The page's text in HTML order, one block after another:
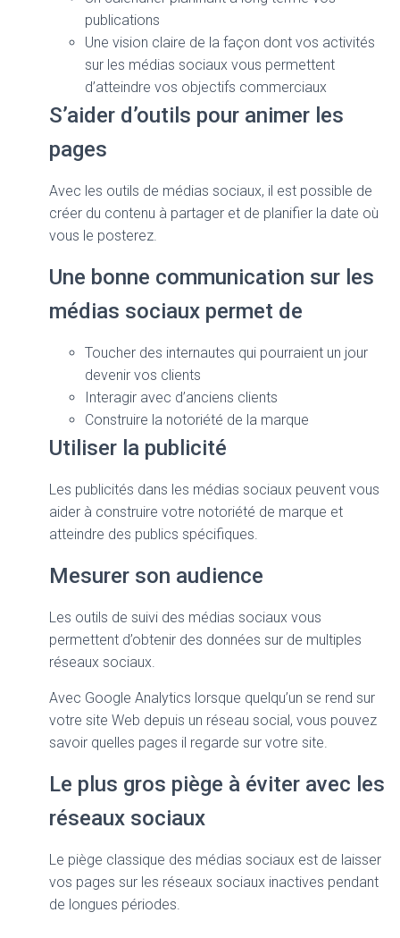
publications
Une vision claire de la façon dont vos activités
sur les médias sociaux vous permettent
d’atteindre vos objectifs commerciaux
S’aider d’outils pour animer les
pages
Avec les outils de médias sociaux, il est possible de
créer du contenu à partager et de planifier la date où
vous le posterez.
Une bonne communication sur les
médias sociaux permet de
Toucher des internautes qui pourraient un jour
devenir vos clients
Interagir avec d’anciens clients
Construire la notoriété de la marque
Utiliser la publicité
Les publicités dans les médias sociaux peuvent vous
aider à construire votre notoriété de marque et
atteindre des publics spécifiques.
Mesurer son audience
Les outils de suivi des médias sociaux vous
permettent d’obtenir des données sur de multiples
réseaux sociaux.
Avec Google Analytics lorsque quelqu’un se rend sur
votre site Web depuis un réseau social, vous pouvez
savoir quelles pages il regarde sur votre site.
Le plus gros piège à éviter avec les
réseaux sociaux
Le piège classique des médias sociaux est de laisser
vos pages sur les réseaux sociaux inactives pendant
de longues périodes.